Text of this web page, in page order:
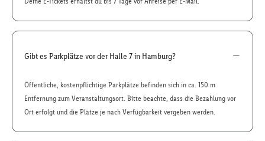
Gibt es Parkplätze vor der Halle 7 in Hamburg?
Öffentliche, kostenpflichtige Parkplätze befinden sich in ca. 150 m
Entfernung zum Veranstaltungsort. Bitte beachte, dass die Bezahlung vor
Ort erfolgt und die Plätze je nach Verfügbarkeit vergeben werden.